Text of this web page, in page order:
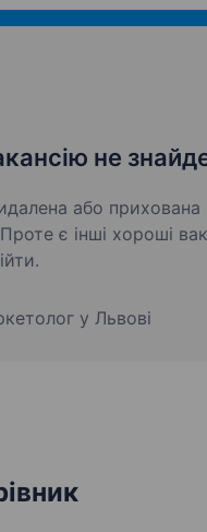
не
або прихована
є інші хороші
у Львові